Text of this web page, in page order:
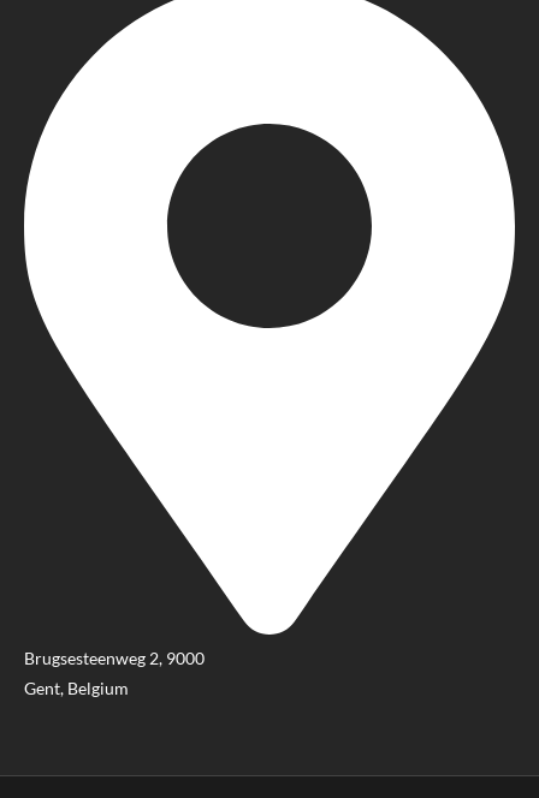
Brugsesteenweg 2, 9000
Gent, Belgium